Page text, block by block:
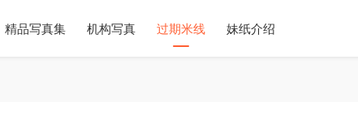
精品写真集 机构写真 过期米线 妹纸介绍